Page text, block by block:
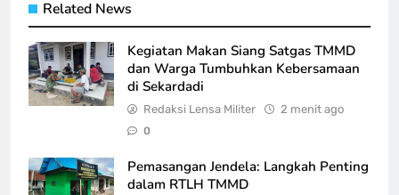
Related News
Kegiatan Makan Siang Satgas TMMD
dan Warga Tumbuhkan Kebersamaan
di Sekardadi
Redaksi Lensa Militer 2 menit ago
0
Pemasangan Jendela: Langkah Penting
dalam RTLH TMMD